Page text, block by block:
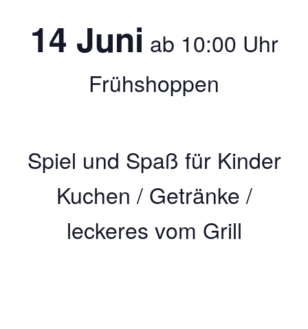
14 Juni ab 10:00 Uhr
Frühshoppen
Spiel und Spaß für Kinder
Kuchen / Getränke /
leckeres vom Grill